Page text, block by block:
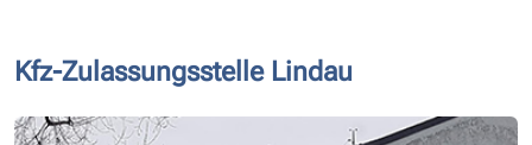
Kfz-Zulassungsstelle Lindau